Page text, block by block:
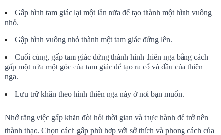
Gấp hình tam giác lại một lần nữa để tạo thành một hình vuông
nhỏ.
Gập hình vuông nhỏ thành một tam giác đứng lên.
Cuối cùng, gấp tam giác đứng thành hình thiên nga bằng cách
gấp một nửa một góc của tam giác để tạo ra cổ và đầu của thiên
nga.
Lưu trữ khăn theo hình thiên nga này ở nơi bạn muốn.
Nhớ rằng việc gấp khăn đòi hỏi thời gian và thực hành để trở nên
thành thạo. Chọn cách gấp phù hợp với sở thích và phong cách của